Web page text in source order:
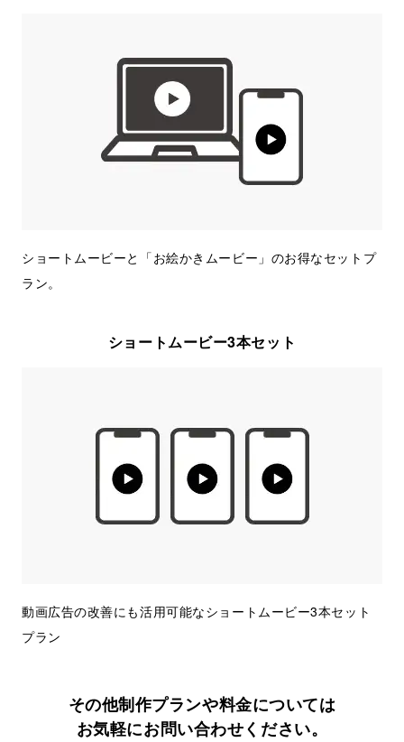
ショートムービーと「お絵かきムービー」のお得なセットプ
ラン。
ショートムービー3本セット
動画広告の改善にも活用可能なショートムービー3本セット
プラン
その他制作プランや料金については
お気軽にお問い合わせください。